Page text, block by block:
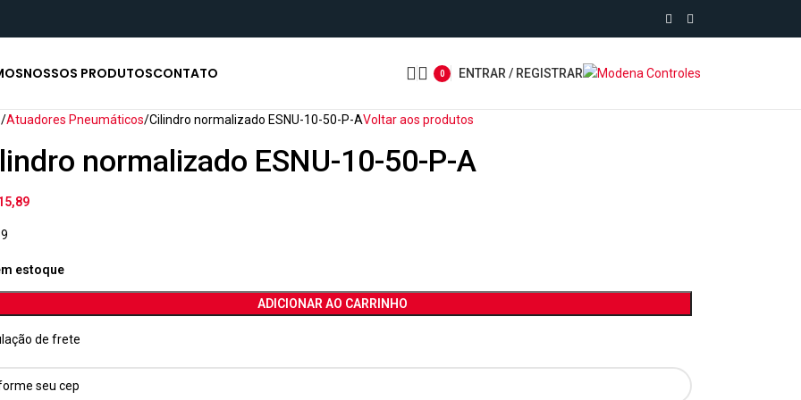
NOSSOS PRODUTOSCONTATO 0 ENTRAR / REGISTRAR
Atuadores Pneumáticos Cilindro normalizado ESNU-10-50-P-AVoltar aos produtos
normalizado ESNU-10-50-P-A
estoque
ADICIONAR AO CARRINHO
de frete